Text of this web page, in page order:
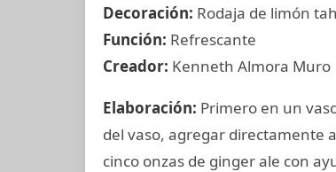
Decoración: Rodaja de limón
Función: Refrescante
Creador: Kenneth Almora Muro
Elaboración: Primero en un
del vaso, agregar directamente
cinco onzas de ginger ale con